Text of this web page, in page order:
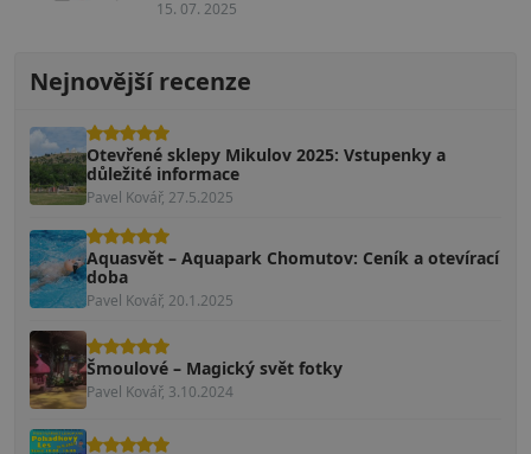
15. 07. 2025
Nejnovější recenze
Otevřené sklepy Mikulov 2025: Vstupenky a
důležité informace
Pavel Kovář, 27.5.2025
Aquasvět – Aquapark Chomutov: Ceník a otevírací
doba
Pavel Kovář, 20.1.2025
Šmoulové – Magický svět fotky
Pavel Kovář, 3.10.2024